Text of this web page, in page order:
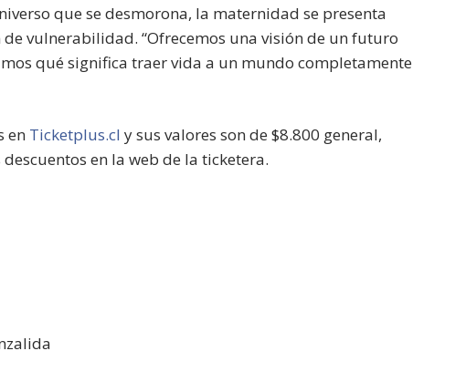
que se desmorona, la maternidad se presenta
vulnerabilidad. “Ofrecemos una visión de un futuro
qué significa traer vida a un mundo completamente
en Ticketplus.cl y sus valores son de $8.800 general,
en la web de la ticketera.